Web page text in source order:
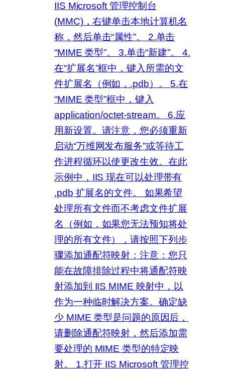
IIS Microsoft 管理控制台
(MMC)，右键单击本地计算机名
称，然后单击“属性”。 2.单击
“MIME 类型”。 3.单击“新建”。 4.
在“扩展名”框中，键入所需的文
件扩展名（例如，.pdb）。 5.在
“MIME 类型”框中，键入
application/octet-stream。 6.应
用新设置。请注意，您必须重新
启动“万维网发布服务”或等待工
作进程循环以使更改生效。在此
示例中，IIS 现在可以处理带有
.pdb 扩展名的文件。 如果希望
处理所有文件而不考虑文件扩展
名（例如，如果您无法预知将处
理的所有文件），请按照下列步
骤添加通配符映射：注意：您只
能在故障排除过程中将通配符映
射添加到 IIS MIME 映射中，以
作为一种临时解决方案。确定缺
少 MIME 类型是问题的原因后，
请删除通配符映射，然后添加需
要处理的 MIME 类型的特定映
射。 1.打开 IIS Microsoft 管理控